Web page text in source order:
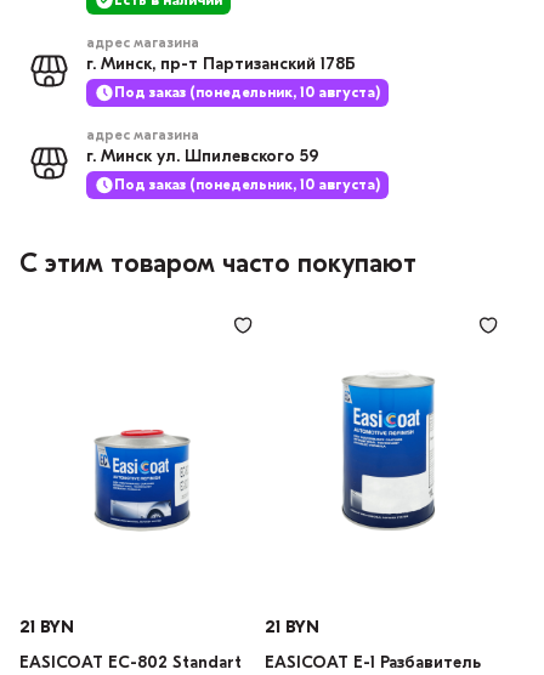
адрес магазина
г. Минск, пр-т Партизанский 178Б
Под заказ (понедельник, 10 августа)
адрес магазина
г. Минск ул. Шпилевского 59
Под заказ (понедельник, 10 августа)
С этим товаром часто покупают
21 BYN
EASICOAT EC-802 Standart
21 BYN
EASICOAT E-1 Разбавитель